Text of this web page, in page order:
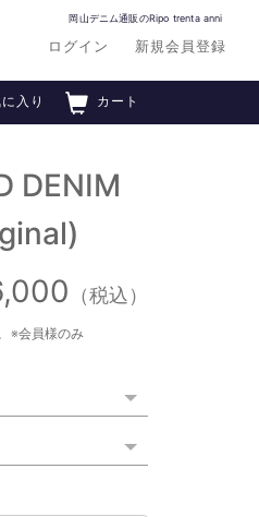
岡山デニム通販のRipo trenta anni
ログイン 新規会員登録
カート
入り
DENIM
（税込）
※会員様のみ